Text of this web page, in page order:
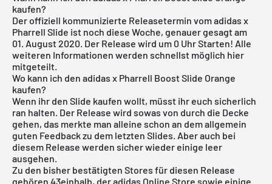
kaufen?
Der offiziell kommunizierte Releasetermin vom adidas x
Pharrell Slide ist noch diese Woche, genauer gesagt am
01. August 2020. Der Release wird um 0 Uhr Starten! Alle
weiteren Informationen werden schnellst möglich hier
mitgeteilt.
Wo kann ich den adidas x Pharrell Boost Slide Orange
kaufen?
Wenn ihr den Slide kaufen wollt, müsst ihr euch sicherlich
ran halten. Der Release wird sowas von durch die Decke
gehen, das merkte man alleine schon an dem allgemein
guten Feedback zu dem letzten Slides. Aber auch bei
diesem Release werden sicher wieder einige leer
ausgehen.
Zu den bisher bestätigten Stores für diesen Release
gehören 43einhalb, deradidas Online Store sowie einige